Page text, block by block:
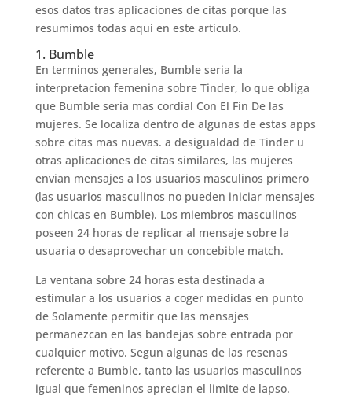
esos datos tras aplicaciones de citas porque las
resumimos todas aqui en este articulo.
1. Bumble
En terminos generales, Bumble seri­a la
interpretacion femenina sobre Tinder, lo que obliga
que Bumble seri­a mas cordial Con El Fin De las
mujeres. Se localiza dentro de algunas de estas apps
sobre citas mas nuevas. a desigualdad de Tinder u
otras aplicaciones de citas similares, las mujeres
envian mensajes a los usuarios masculinos primero
(las usuarios masculinos no pueden iniciar mensajes
con chicas en Bumble). Los miembros masculinos
poseen 24 horas de replicar al mensaje sobre la
usuaria o desaprovechar un concebible match.
La ventana sobre 24 horas esta destinada a
estimular a los usuarios a coger medidas en punto
de Solamente permitir que las mensajes
permanezcan en las bandejas sobre entrada por
cualquier motivo. Segun algunas de las resenas
referente a Bumble, tanto las usuarios masculinos
igual que femeninos aprecian el limite de lapso.